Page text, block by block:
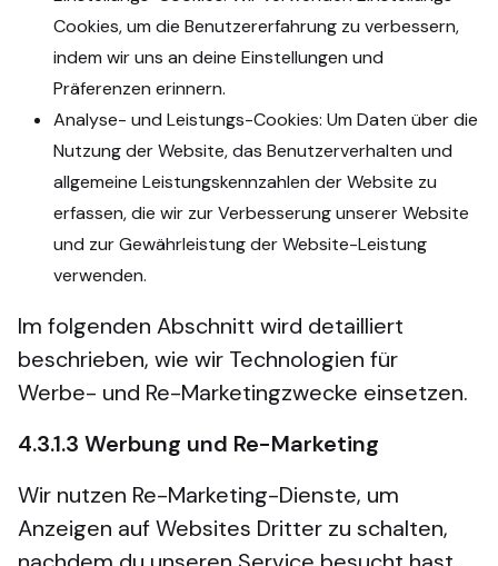
Cookies, um die Benutzererfahrung zu verbessern,
indem wir uns an deine Einstellungen und
Präferenzen erinnern.
Analyse- und Leistungs-Cookies: Um Daten über die
Nutzung der Website, das Benutzerverhalten und
allgemeine Leistungskennzahlen der Website zu
erfassen, die wir zur Verbesserung unserer Website
und zur Gewährleistung der Website-Leistung
verwenden.
Im folgenden Abschnitt wird detailliert
beschrieben, wie wir Technologien für
Werbe- und Re-Marketingzwecke einsetzen.
4.3.1.3 Werbung und Re-Marketing
Wir nutzen Re-Marketing-Dienste, um
Anzeigen auf Websites Dritter zu schalten,